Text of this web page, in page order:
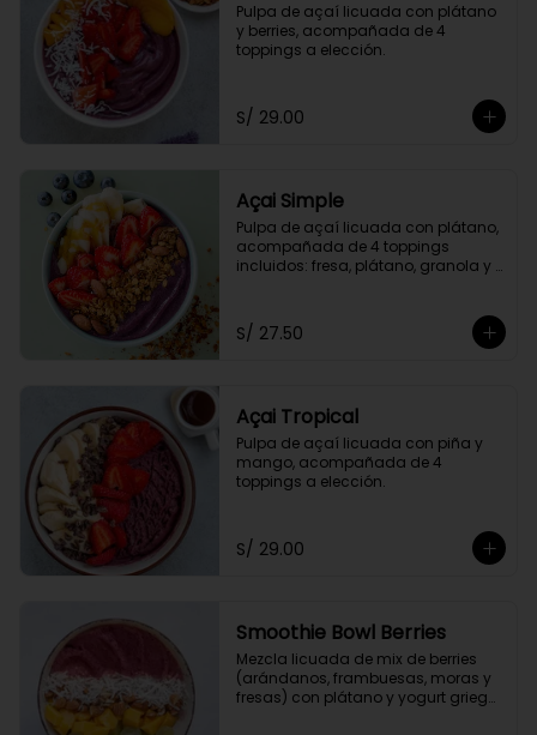
Pulpa de açaí licuada con plátano
y berries, acompañada de 4
toppings a elección.
S/ 29.00
Açai Simple
Pulpa de açaí licuada con plátano,
acompañada de 4 toppings
incluidos: fresa, plátano, granola y
S/ 27.50
Açai Tropical
Pulpa de açaí licuada con piña y
mango, acompañada de 4
toppings a elección.
S/ 29.00
Smoothie Bowl Berries
Mezcla licuada de mix de berries
(arándanos, frambuesas, moras y
fresas) con plátano y yogurt griego